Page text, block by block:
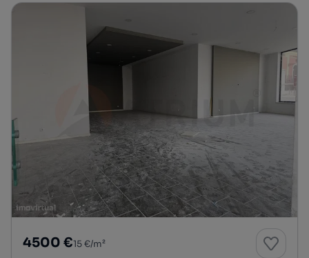
4500 €15 €/m²